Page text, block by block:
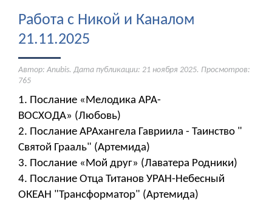
Работа с Никой и Каналом
21.11.2025
Автор: Anubis. Дата публикации: 21 ноября 2025. Просмотров:
765
1. Послание «Мелодика АРА-
ВОСХОДА» (Любовь)
2. Послание АРАхангела Гавриила - Таинство "
Святой Грааль" (Артемида)
3. Послание «Мой друг» (Лаватера Родники)
4. Послание Отца Титанов УРАН-Небесный
ОКЕАН "Трансформатор" (Артемида)